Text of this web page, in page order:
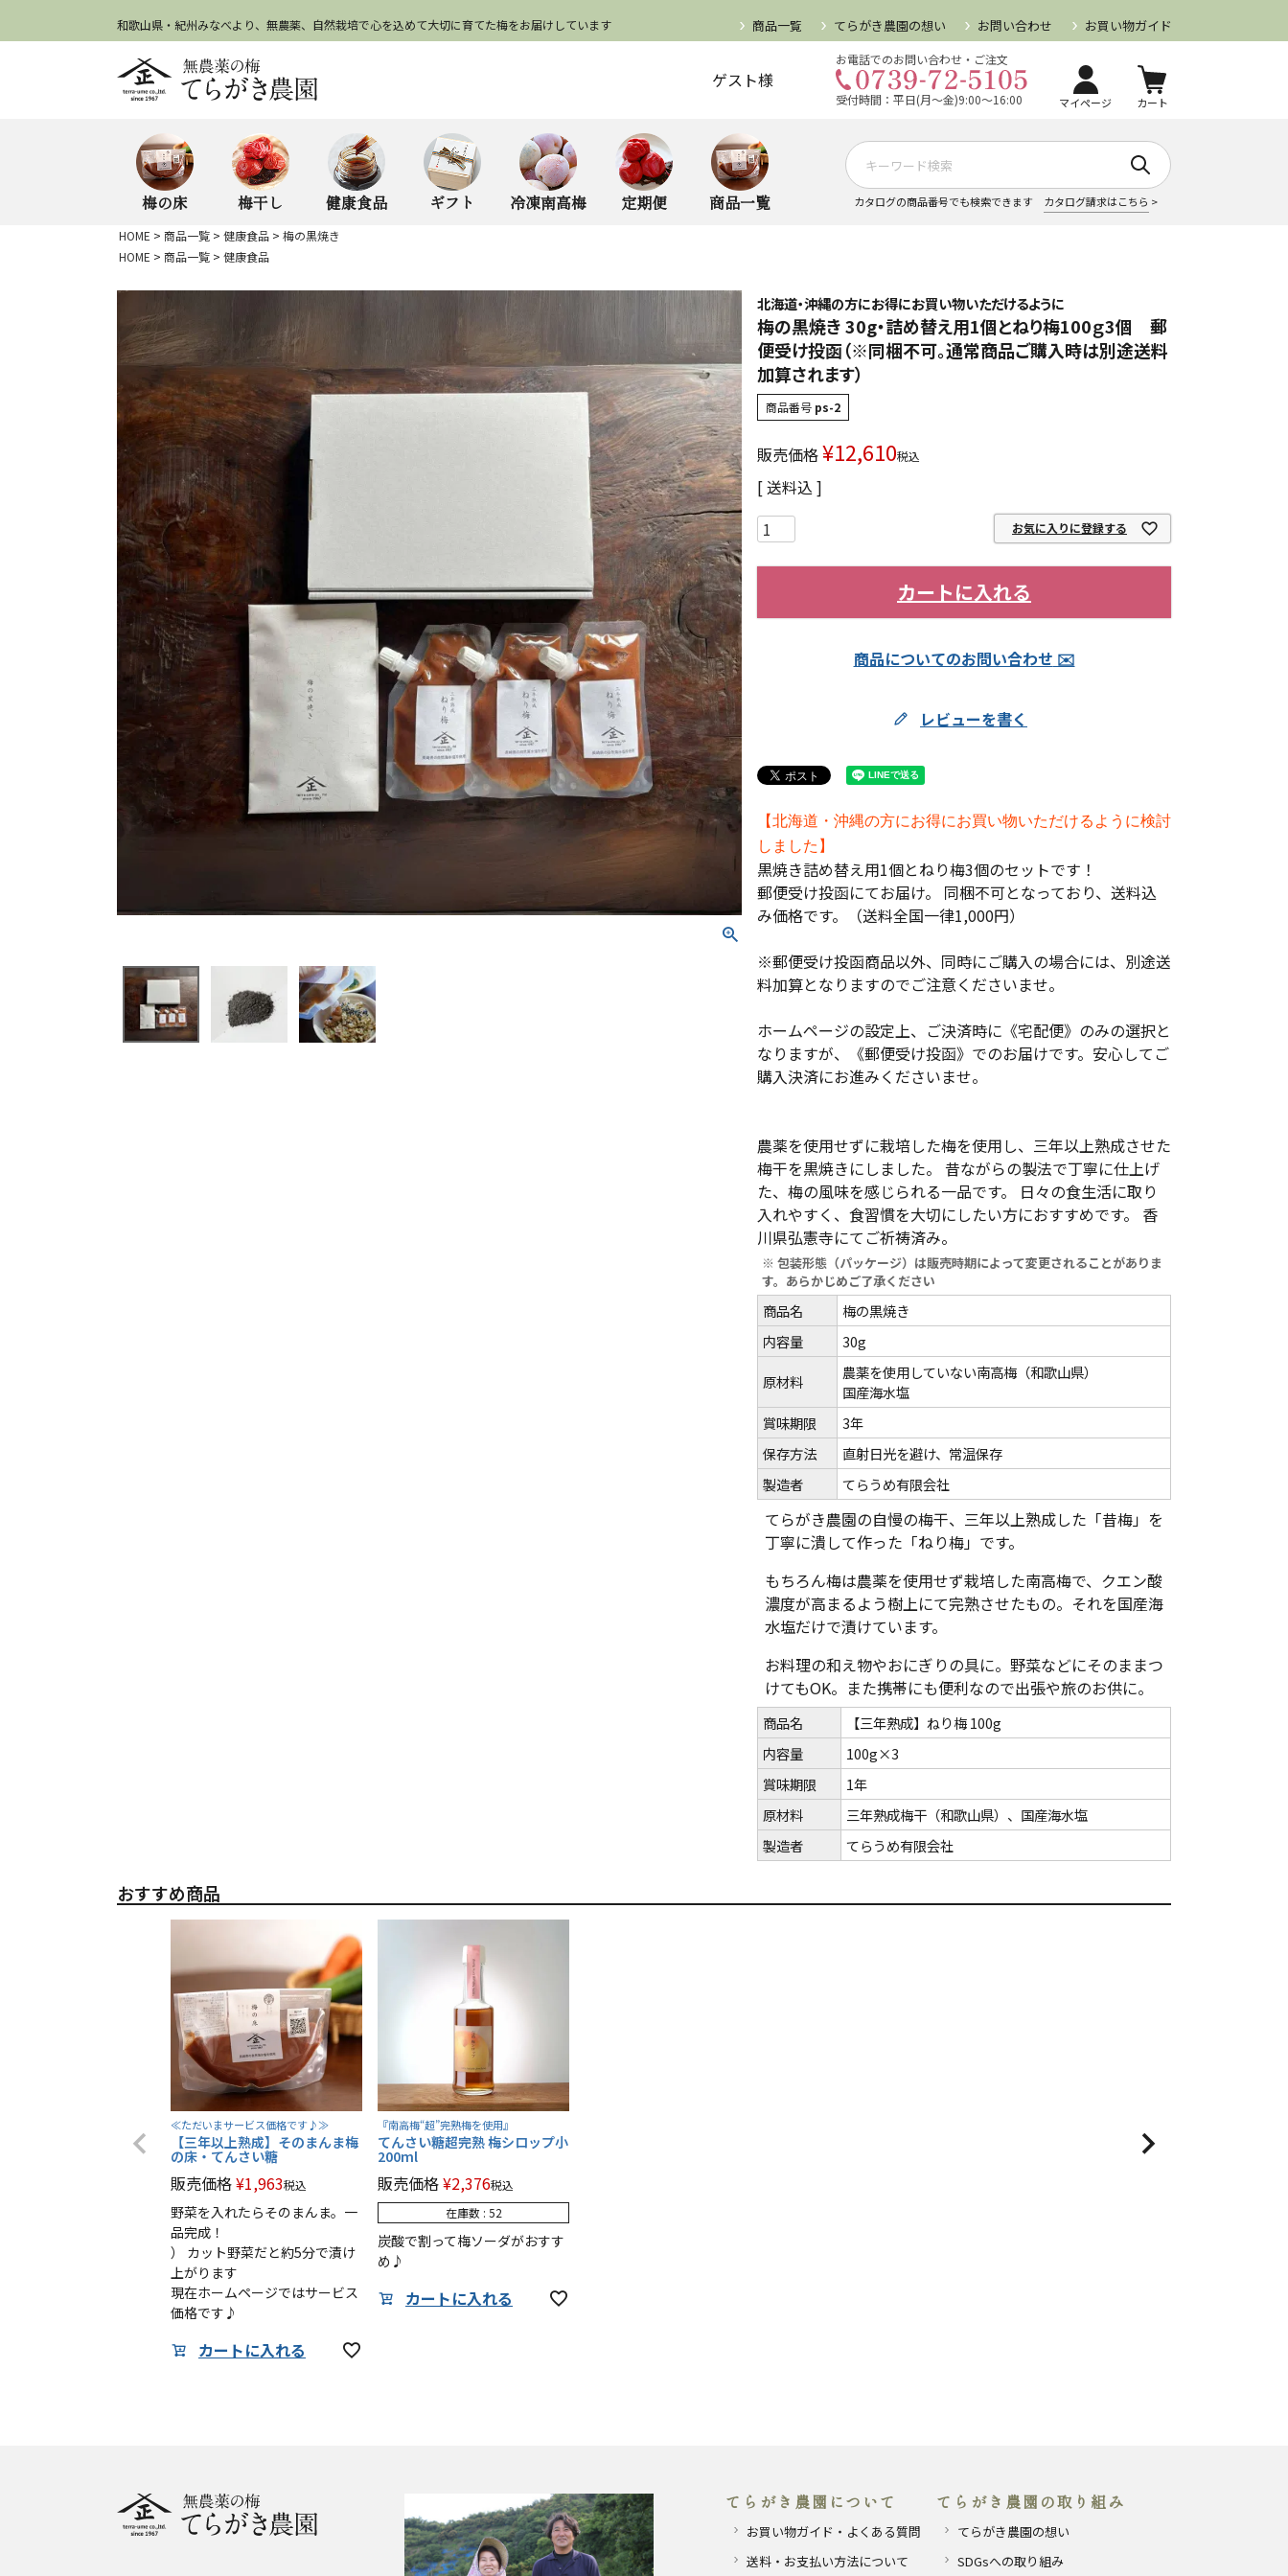
和歌山県・紀州みなべより、無農薬、自然栽培で心を込めて大切に育てた梅をお届けしています 商品一覧 てらがき農園の想い お問い合わせ お買い物ガイド
ゲスト様
お電話でのお問い合わせ・ご注文
受付時間：平日(月～金)9:00～16:00 マイページ カート
梅の床 梅干し 健康食品 ギフト 冷凍南高梅 定期便 商品一覧 カタログの商品番号でも検索できます カタログ請求はこちら >
HOME 商品一覧 健康食品
梅の黒焼き
HOME
商品一覧 健康食品
北海道・沖縄の方にお得にお買い物いただけるように
梅の黒焼き 30g・詰め替え用1個とねり梅100ｇ3個 郵
便受け投函（※同梱不可。通常商品ご購入時は別途送料
加算されます）
商品番号 ps-2
販売価格¥12,610税込
送料込
お気に入りに登録する
カートに入れる
商品についてのお問い合わせ
レビューを書く
【北海道・沖縄の方にお得にお買い物いただけるように検討
しました】
黒焼き詰め替え用1個とねり梅3個のセットです！
郵便受け投函にてお届け。 同梱不可となっており、送料込
み価格です。（送料全国一律1,000円）
※郵便受け投函商品以外、同時にご購入の場合には、別途送
料加算となりますのでご注意くださいませ。
ホームページの設定上、ご決済時に《宅配便》のみの選択と
なりますが、《郵便受け投函》でのお届けです。安心してご
購入決済にお進みくださいませ。
農薬を使用せずに栽培した梅を使用し、三年以上熟成させた
梅干を黒焼きにしました。 昔ながらの製法で丁寧に仕上げ
た、梅の風味を感じられる一品です。 日々の食生活に取り
入れやすく、食習慣を大切にしたい方におすすめです。 香
川県弘憲寺にてご祈祷済み。
※ 包装形態（パッケージ）は販売時期によって変更されることがありま
す。あらかじめご了承ください
商品名
梅の黒焼き
内容量
30g
原材料
農薬を使用していない南高梅（和歌山県）
国産海水塩
賞味期限
3年
保存方法
直射日光を避け、常温保存
製造者
てらうめ有限会社
てらがき農園の自慢の梅干、三年以上熟成した「昔梅」を
丁寧に潰して作った「ねり梅」です。
もちろん梅は農薬を使用せず栽培した南高梅で、クエン酸
濃度が高まるよう樹上にて完熟させたもの。それを国産海
水塩だけで漬けています。
お料理の和え物やおにぎりの具に。野菜などにそのままつ
けてもOK。また携帯にも便利なので出張や旅のお供に。
商品名
【三年熟成】ねり梅 100g
内容量
100g×3
賞味期限
1年
原材料
三年熟成梅干（和歌山県）、国産海水塩
製造者
てらうめ有限会社
おすすめ商品
≪ただいまサービス価格です♪≫
【三年以上熟成】そのまんま梅
の床・てんさい糖
販売価格¥1,963税込
野菜を入れたらそのまんま。一
品完成！
） カット野菜だと約5分で漬け
上がります
現在ホームページではサービス
価格です♪
カートに入れる
『南高梅“超”完熟梅を使用』
てんさい糖超完熟 梅シロップ小
200ml
販売価格¥2,376税込
在庫数 52
炭酸で割って梅ソーダがおすす
め♪
カートに入れる
てらがき農園について
お買い物ガイド・よくある質問
送料・お支払い方法について
てらがき農園の取り組み
てらがき農園の想い
SDGsへの取り組み